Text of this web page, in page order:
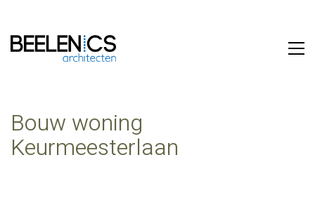
Bouw woning
Keurmeesterlaan